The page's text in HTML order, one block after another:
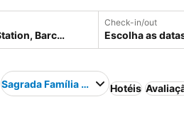
Check-in/out
Escolha as
Sagrada Família Metro Station
Hotéis